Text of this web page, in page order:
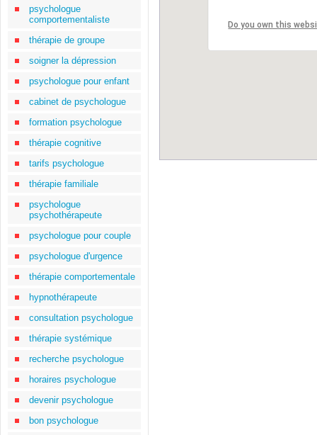
psychologue
comportementaliste
thérapie de groupe
soigner la dépression
psychologue pour enfant
cabinet de psychologue
formation psychologue
thérapie cognitive
tarifs psychologue
thérapie familiale
psychologue
psychothérapeute
psychologue pour couple
psychologue d'urgence
thérapie comportementale
hypnothérapeute
consultation psychologue
thérapie systémique
recherche psychologue
horaires psychologue
devenir psychologue
bon psychologue
Do you own this